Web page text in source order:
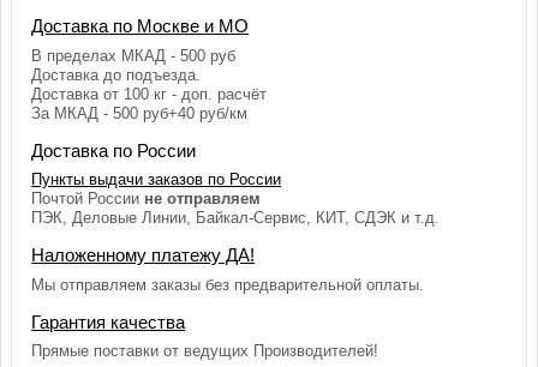
Доставка по Москве и МО
В пределах МКАД - 500 руб
Доставка до подъезда.
Доставка от 100 кг - доп. расчёт
За МКАД - 500 руб+40 руб/км
Доставка по России
Пункты выдачи заказов по России
Почтой России не отправляем
ПЭК, Деловые Линии, Байкал-Сервис, КИТ, СДЭК и т.д.
Наложенному платежу ДА!
Мы отправляем заказы без предварительной оплаты.
Гарантия качества
Прямые поставки от ведущих Производителей!